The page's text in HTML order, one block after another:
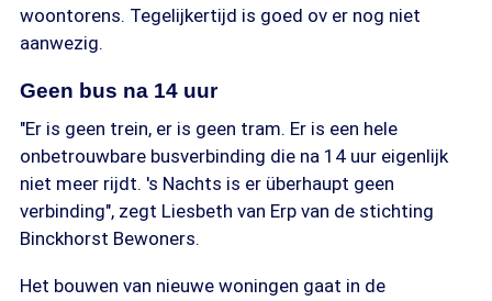
woontorens. Tegelijkertijd is goed ov er nog niet
aanwezig.
Geen bus na 14 uur
"Er is geen trein, er is geen tram. Er is een hele
onbetrouwbare busverbinding die na 14 uur eigenlijk
niet meer rijdt. 's Nachts is er überhaupt geen
verbinding", zegt Liesbeth van Erp van de stichting
Binckhorst Bewoners.
Het bouwen van nieuwe woningen gaat in de